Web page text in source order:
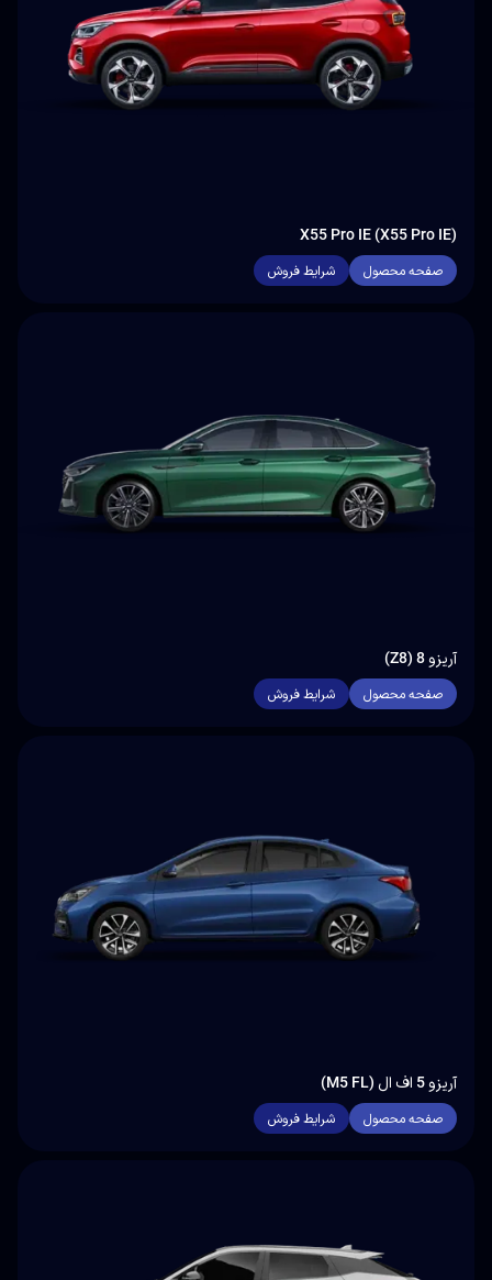
X55 Pro IE (X55 Pro IE)
صفحه محصول شرایط فروش
آریزو 8 (Z8)
صفحه محصول شرایط فروش
آریزو 5 اف ال (M5 FL)
صفحه محصول شرایط فروش